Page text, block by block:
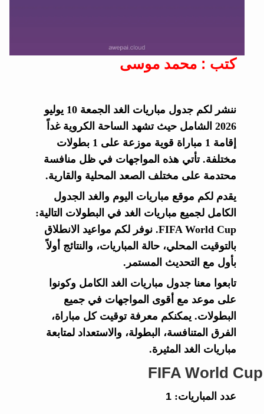
كتب : محمد موسى
ننشر لكم جدول مباريات الغد الجمعة 10 يوليو
2026 الشامل حيث تشهد الساحة الكروية غداً
إقامة 1 مباراة قوية موزعة على 1 بطولات
مختلفة. تأتي هذه المواجهات في ظل منافسة
محتدمة على مختلف الصعد المحلية والقارية.
يقدم لكم موقع مباريات اليوم والغد الجدول
الكامل لجميع مباريات الغد في البطولات التالية:
FIFA World Cup. نوفر لكم مواعيد الانطلاق
بالتوقيت المحلي، حالة المباريات، والنتائج أولاً
بأول مع التحديث المستمر.
تابعوا معنا جدول مباريات الغد الكامل وكونوا
على موعد مع أقوى المواجهات في جميع
البطولات. يمكنكم معرفة توقيت كل مباراة،
الفرق المتنافسة، البطولة، والاستعداد لمتابعة
مباريات الغد المثيرة.
FIFA World Cup
عدد المباريات:1